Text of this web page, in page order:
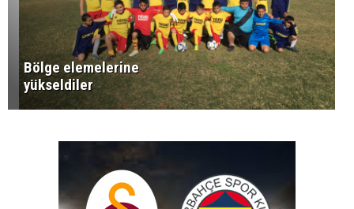
Bölge elemelerine
yükseldiler